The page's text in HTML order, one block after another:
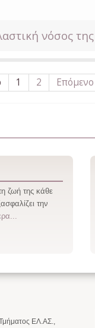
νόσος
1 2 Επόμενο
ζωή της κάθε
την
ΕΛ.ΑΣ.,